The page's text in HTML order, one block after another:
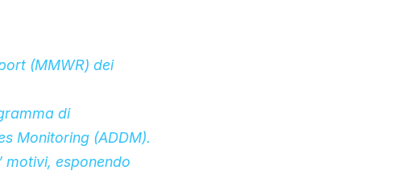
(MMWR) dei
di
Monitoring (ADDM).
motivi, esponendo